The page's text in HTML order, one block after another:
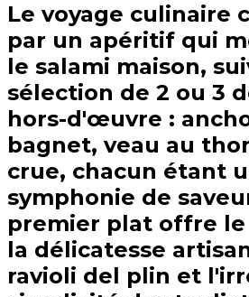
Le voyage culinaire
par un apéritif qui
le salami maison,
sélection de 2 ou 3
hors-d'œuvre :
bagnet, veau au
crue, chacun étant
symphonie de
premier plat offre
la délicatesse
ravioli del plin et